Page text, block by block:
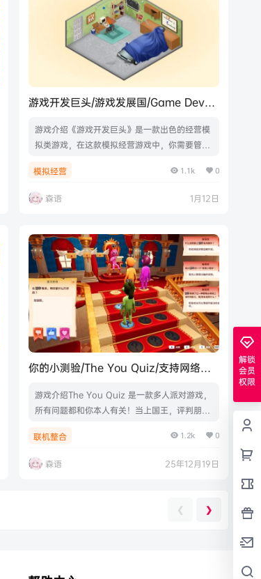
游戏开发巨头/游戏发展国/Game Dev
游戏介绍《游戏开发巨头》是一款出色的经营模
拟类游戏，在这款模拟经营游戏中，你需要管理
的游戏。需要统筹规划好公司的发展，招聘各种
专业人才，厘定员工的工资，让你的公司健康运
行，最终获取游戏开发大奖赛。游戏视频游戏截
介绍Build.20332874|容量1.21GB|官方简体中
文|支持键盘.鼠标.手柄
模拟经营 1.1k 0
森语 1月12日
你的小测验/The You Quiz/支持网络联
游戏介绍The You Quiz 是一款多人派对游戏，
所有问题都和你本人有关！当上国王，评判朋友
的怪癖、喜好和小小梦想。邀请最多 7 位好友使
用 Friend's Pass 免费加入吧！游戏视频游戏截
图版本介绍v1.1.1联机版|容量268MB|官方简体
联机整合 1.2k 0
森语 25年12月19日
❮ ❯
解锁
会员
权限